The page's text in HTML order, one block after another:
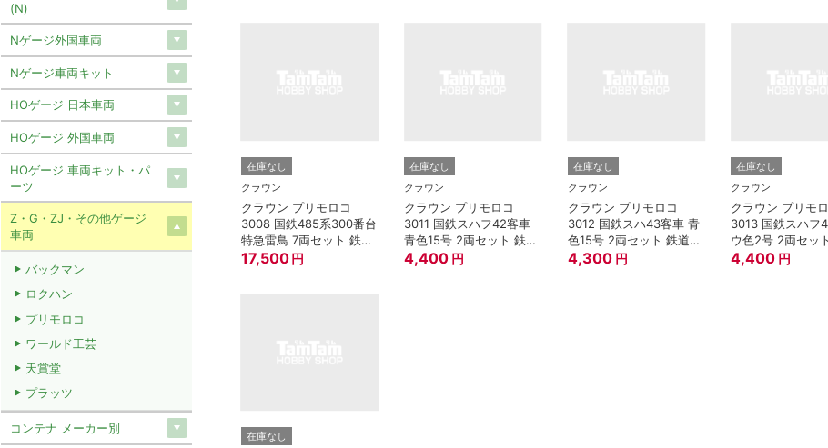
在庫なし
クラウン
クラウン プリモロコ
3008 国鉄485系300番台
特急雷鳥 7両セット 鉄道
模型 Zゲージ
17,500 円
在庫なし
クラウン
クラウン プリモロコ
3011 国鉄スハフ42客車
青色15号 2両セット 鉄道
模型 Zゲージ
4,400 円
在庫なし
クラウン
クラウン プリモロコ
3012 国鉄スハ43客車 青
色15号 2両セット 鉄道模
型 Zゲージ
4,300 円
在庫なし
クラウン
クラウン プリモ
3013 国鉄スハフ
ウ色2号 2両セッ
模型 Zゲージ
4,400 円
在庫なし
(N)
Nゲージ外国車両
Nゲージ車両キット
HOゲージ 日本車両
HOゲージ 外国車両
HOゲージ 車両キット・パ
ーツ
Z・G・ZJ・その他ゲージ
車両
バックマン
ロクハン
プリモロコ
ワールド工芸
天賞堂
プラッツ
コンテナ メーカー別